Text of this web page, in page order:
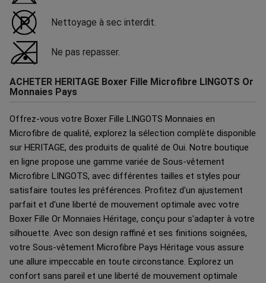
Nettoyage à sec interdit.
Ne pas repasser.
ACHETER HERITAGE Boxer Fille Microfibre LINGOTS Or
Monnaies Pays
Offrez-vous votre Boxer Fille LINGOTS Monnaies en
Microfibre de qualité, explorez la sélection complète disponible
sur HERITAGE, des produits de qualité de Oui. Notre boutique
en ligne propose une gamme variée de Sous-vêtement
Microfibre LINGOTS, avec différentes tailles et styles pour
satisfaire toutes les préférences. Profitez d'un ajustement
parfait et d'une liberté de mouvement optimale avec votre
Boxer Fille Or Monnaies Héritage, conçu pour s'adapter à votre
silhouette. Avec son design raffiné et ses finitions soignées,
votre Sous-vêtement Microfibre Pays Héritage vous assure
une allure impeccable en toute circonstance. Explorez un
confort sans pareil et une liberté de mouvement optimale